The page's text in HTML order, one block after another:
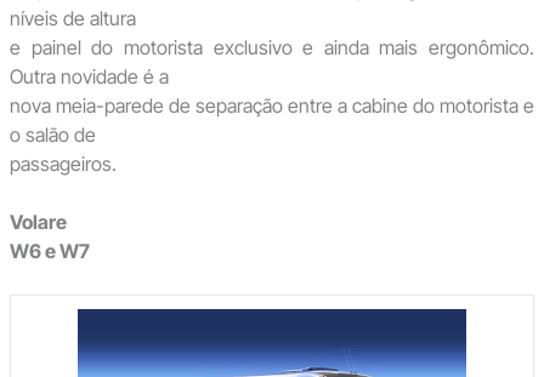
níveis de altura
e painel do motorista exclusivo e ainda mais ergonômico.
Outra novidade é a
nova meia-parede de separação entre a cabine do motorista e
o salão de
passageiros.
Volare
W6 e W7